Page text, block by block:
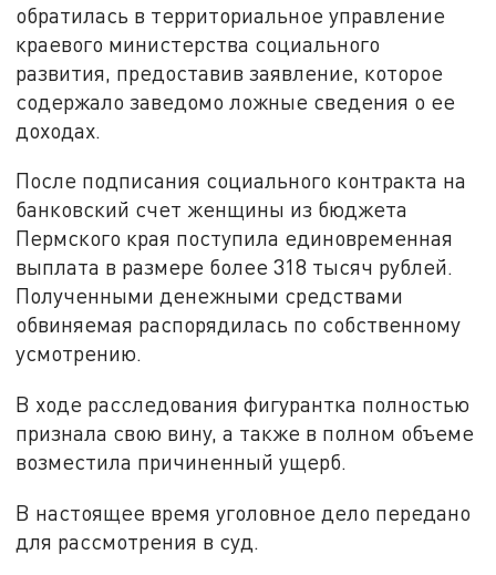
обратилась в территориальное управление
краевого министерства социального
развития, предоставив заявление, которое
содержало заведомо ложные сведения о ее
доходах.
После подписания социального контракта на
банковский счет женщины из бюджета
Пермского края поступила единовременная
выплата в размере более 318 тысяч рублей.
Полученными денежными средствами
обвиняемая распорядилась по собственному
усмотрению.
В ходе расследования фигурантка полностью
признала свою вину, а также в полном объеме
возместила причиненный ущерб.
В настоящее время уголовное дело передано
для рассмотрения в суд.